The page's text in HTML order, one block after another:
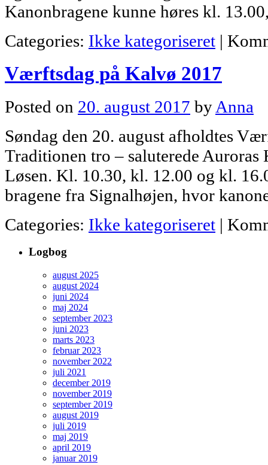
Kanonbragene kunne høres kl.
Categories: Ikke kategoriseret |
Værftsdag på Kalvø 2017
Posted on 20. august 2017 by Anna
Søndag den 20. august afholdtes
Traditionen tro – saluterede Auroras
Løsen. Kl. 10.30, kl. 12.00 og kl.
bragene fra Signalhøjen, hvor
Categories: Ikke kategoriseret |
Logbog
august 2025
august 2024
juni 2024
maj 2024
september 2023
juni 2023
marts 2023
februar 2023
november 2022
juli 2021
december 2019
november 2019
september 2019
august 2019
juli 2019
maj 2019
april 2019
januar 2019